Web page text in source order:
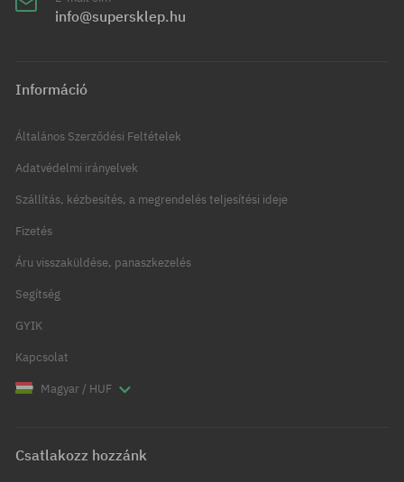
info@supersklep.hu
Információ
Általános Szerződési Feltételek
Adatvédelmi irányelvek
Szállítás, kézbesítés, a megrendelés teljesítési ideje
Fizetés
Áru visszaküldése, panaszkezelés
Segítség
GYIK
Kapcsolat
Magyar / HUF
Csatlakozz hozzánk